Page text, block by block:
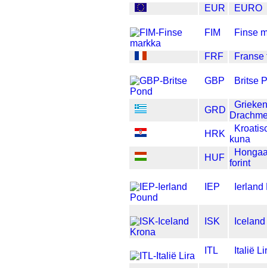
EUR EURO
FIM Finse
FRF Franse
GBP Britse
GRD
HRK
kuna
HUF
forint
IEP Ierland
ISK
ITL Italië